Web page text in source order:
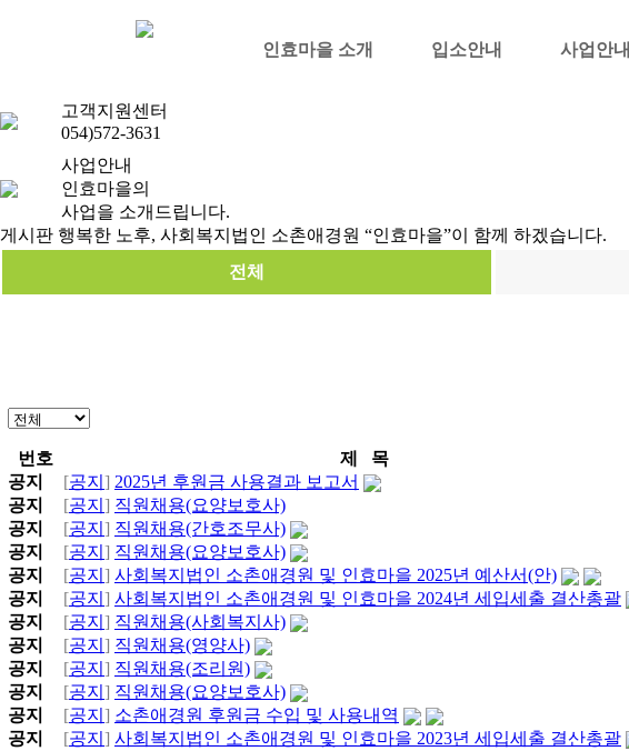
인효마을 소개 입소안내 사업안내
고객지원센터
054)572-3631
사업안내
인효마을의
사업을 소개드립니다.
게시판 행복한 노후, 사회복지법인 소촌애경원 “인효마을”이 함께 하겠습니다.
전체
번호 제 목
공지
[공지 ] 2025년 후원금 사용결과 보고서
공지
[공지 ] 직원채용(요양보호사)
공지
[공지 ] 직원채용(간호조무사)
공지
[공지 ] 직원채용(요양보호사)
공지
[공지 ] 사회복지법인 소촌애경원 및 인효마을 2025년 예산서(안)
공지
[공지 ] 사회복지법인 소촌애경원 및 인효마을 2024년 세입세출 결산총괄
공지
[공지 ] 직원채용(사회복지사)
공지
[공지 ] 직원채용(영양사)
공지
[공지 ] 직원채용(조리원)
공지
[공지 ] 직원채용(요양보호사)
공지
[공지 ] 소촌애경원 후원금 수입 및 사용내역
공지
[공지 ] 사회복지법인 소촌애경원 및 인효마을 2023년 세입세출 결산총괄